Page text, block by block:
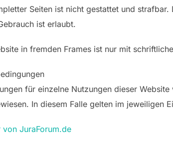
Seiten ist nicht gestattet und
ist erlaubt.
in fremden Frames ist nur mit
für einzelne Nutzungen dieser
In diesem Falle gelten im jeweiligen
von JuraForum.de